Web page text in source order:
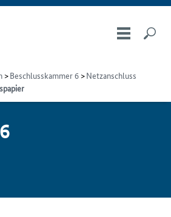
Beschlusskammer 6
Netzanschluss